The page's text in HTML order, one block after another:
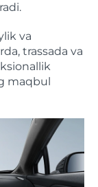
va
trassada va
maqbul